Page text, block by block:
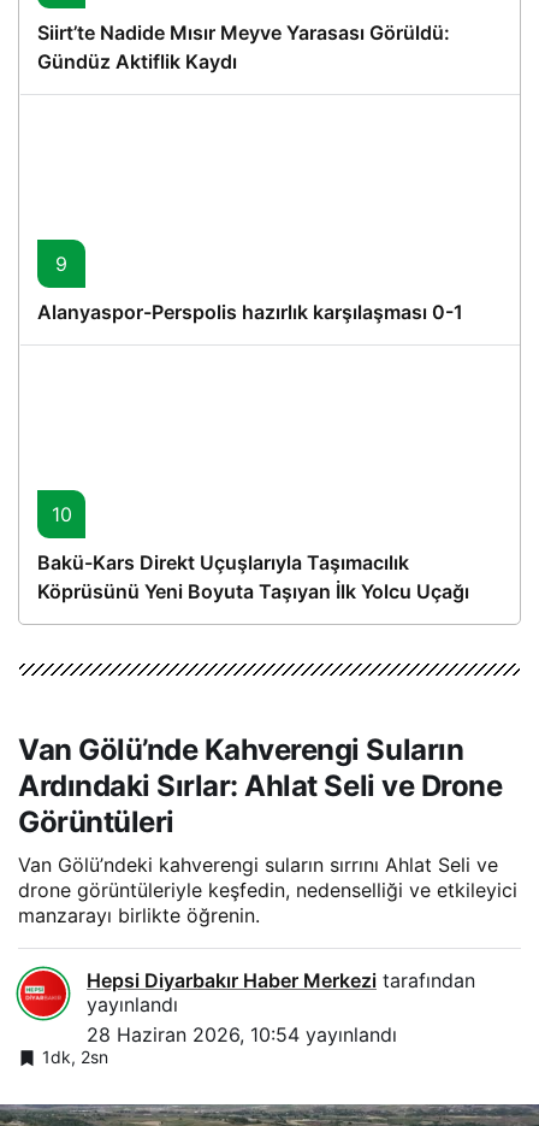
Siirt’te Nadide Mısır Meyve Yarasası Görüldü:
Gündüz Aktiflik Kaydı
9
Alanyaspor-Perspolis hazırlık karşılaşması 0-1
10
Bakü-Kars Direkt Uçuşlarıyla Taşımacılık
Köprüsünü Yeni Boyuta Taşıyan İlk Yolcu Uçağı
Hareket Etti
Van Gölü’nde Kahverengi Suların
Ardındaki Sırlar: Ahlat Seli ve Drone
Görüntüleri
Van Gölü’ndeki kahverengi suların sırrını Ahlat Seli ve
drone görüntüleriyle keşfedin, nedenselliği ve etkileyici
manzarayı birlikte öğrenin.
Hepsi Diyarbakır Haber Merkezi tarafından
yayınlandı
28 Haziran 2026, 10:54 yayınlandı
1dk, 2sn